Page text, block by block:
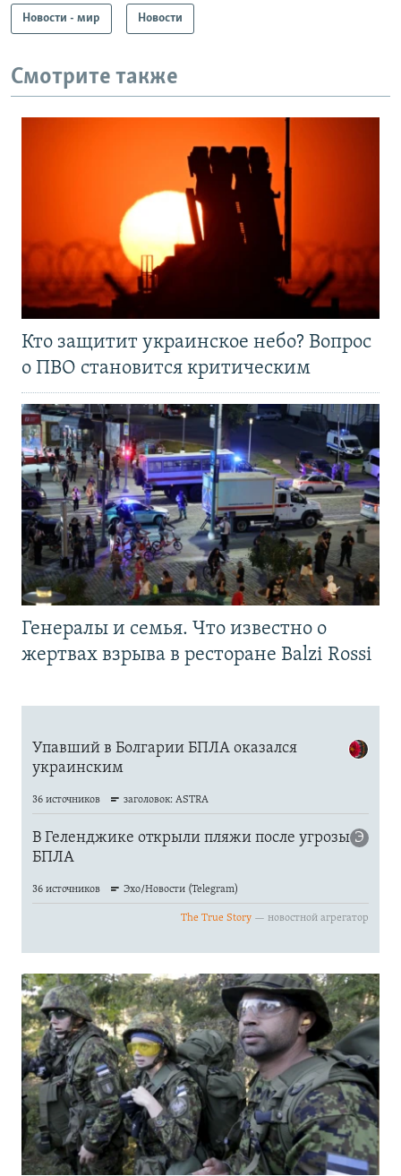
Новости - мир Новости
Смотрите также
Кто защитит украинское небо? Вопрос
о ПВО становится критическим
Генералы и семья. Что известно о
жертвах взрыва в ресторане Balzi Rossi